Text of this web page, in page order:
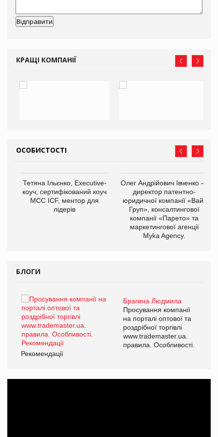
КРАЩІ КОМПАНІЇ
ОСОБИСТОСТІ
Тетяна Ільєнко, Executive-
коуч, сертифікований коуч
МСС ICF, ментор для
лідерів
Олег Андрійович Івченко —
директор патентно-
юридичної компанії «Вайз
Груп», консалтингової
компанії «Парето» та
маркетингової агенції
Myka Agency.
БЛОГИ
Брагина Людмила
Просування компанії
на порталі оптової та
роздрібної торгівлі
www.trademaster.ua.
правила. Особливості.
Рекомендації